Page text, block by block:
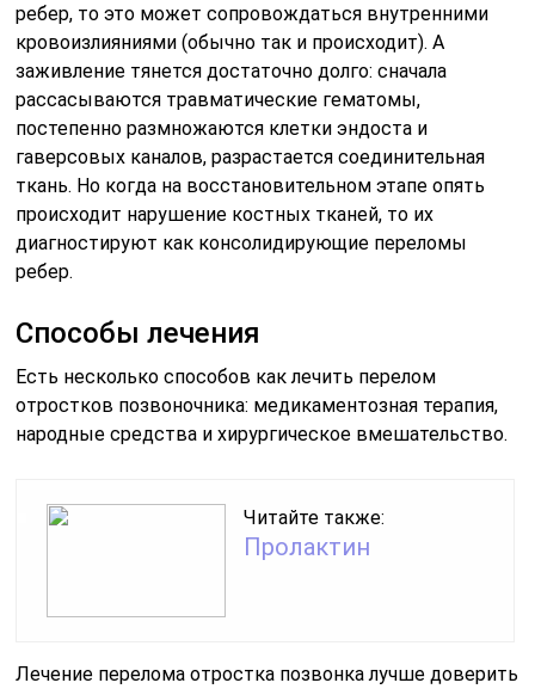
ребер, то это может сопровождаться внутренними
кровоизлияниями (обычно так и происходит). А
заживление тянется достаточно долго: сначала
рассасываются травматические гематомы,
постепенно размножаются клетки эндоста и
гаверсовых каналов, разрастается соединительная
ткань. Но когда на восстановительном этапе опять
происходит нарушение костных тканей, то их
диагностируют как консолидирующие переломы
ребер.
Способы лечения
Есть несколько способов как лечить перелом
отростков позвоночника: медикаментозная терапия,
народные средства и хирургическое вмешательство.
Читайте также:
Пролактин
Лечение перелома отростка позвонка лучше доверить